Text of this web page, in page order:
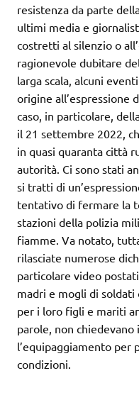
resistenza da parte
ultimi media e
costretti al silenzio o
ragionevole dubitare
larga scala, alcuni
origine all’espressione
caso, in particolare,
il 21 settembre 2022,
in quasi quaranta città
autorità. Ci sono stati
si tratti di
tentativo di fermare la
stazioni della polizia
fiamme. Va notato,
rilasciate numerose
particolare video
madri e mogli di soldati
per i loro figli e mariti
parole, non
l’equipaggiamento per
condizioni.